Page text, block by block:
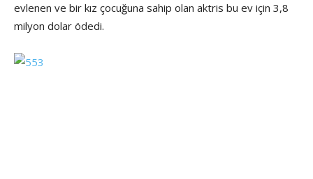
evlenen ve bir kız çocuğuna sahip olan aktris bu ev için 3,8
milyon dolar ödedi.